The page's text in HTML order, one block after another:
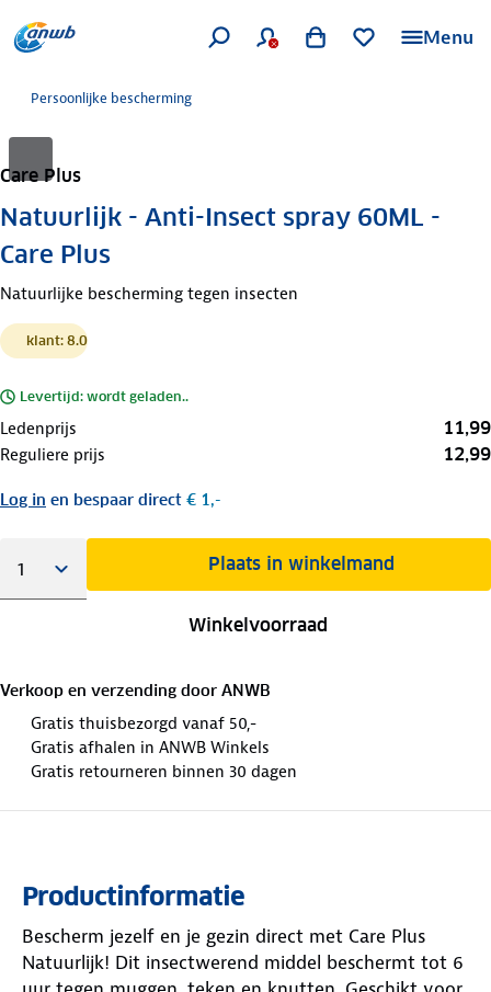
Menu
Persoonlijke bescherming
Care Plus
Natuurlijk - Anti-Insect spray 60ML -
Care Plus
Natuurlijke bescherming tegen insecten
klant: 8.0
Levertijd: wordt geladen..
Ledenprijs 11,99
Reguliere prijs 12,99
Log in en bespaar direct € 1,-
Plaats in winkelmand
Winkelvoorraad
Verkoop en verzending door ANWB
Gratis thuisbezorgd vanaf 50,-
Gratis afhalen in ANWB Winkels
Gratis retourneren binnen 30 dagen
Productinformatie
Bescherm jezelf en je gezin direct met Care Plus
Natuurlijk! Dit insectwerend middel beschermt tot 6